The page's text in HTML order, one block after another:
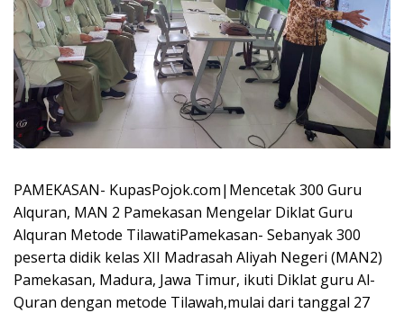
PAMEKASAN- KupasPojok.com|Mencetak 300 Guru
Alquran, MAN 2 Pamekasan Mengelar Diklat Guru
Alquran Metode TilawatiPamekasan- Sebanyak 300
peserta didik kelas XII Madrasah Aliyah Negeri (MAN2)
Pamekasan, Madura, Jawa Timur, ikuti Diklat guru Al-
Quran dengan metode Tilawah,mulai dari tanggal 27